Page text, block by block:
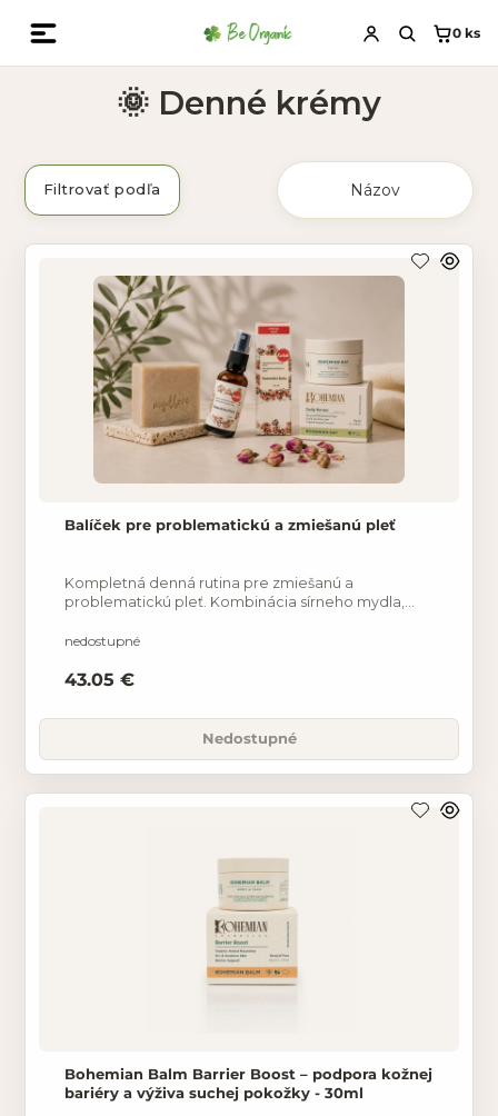
0 ks
🌞 Denné krémy
Filtrovať podľa
Balíček pre problematickú a zmiešanú pleť
Kompletná denná rutina pre zmiešanú a
problematickú pleť. Kombinácia sírneho mydla,
pomáha udržiavať pleť
nedostupné
43.05 €
Nedostupné
Bohemian Balm Barrier Boost – podpora kožnej
bariéry a výživa suchej pokožky - 30ml